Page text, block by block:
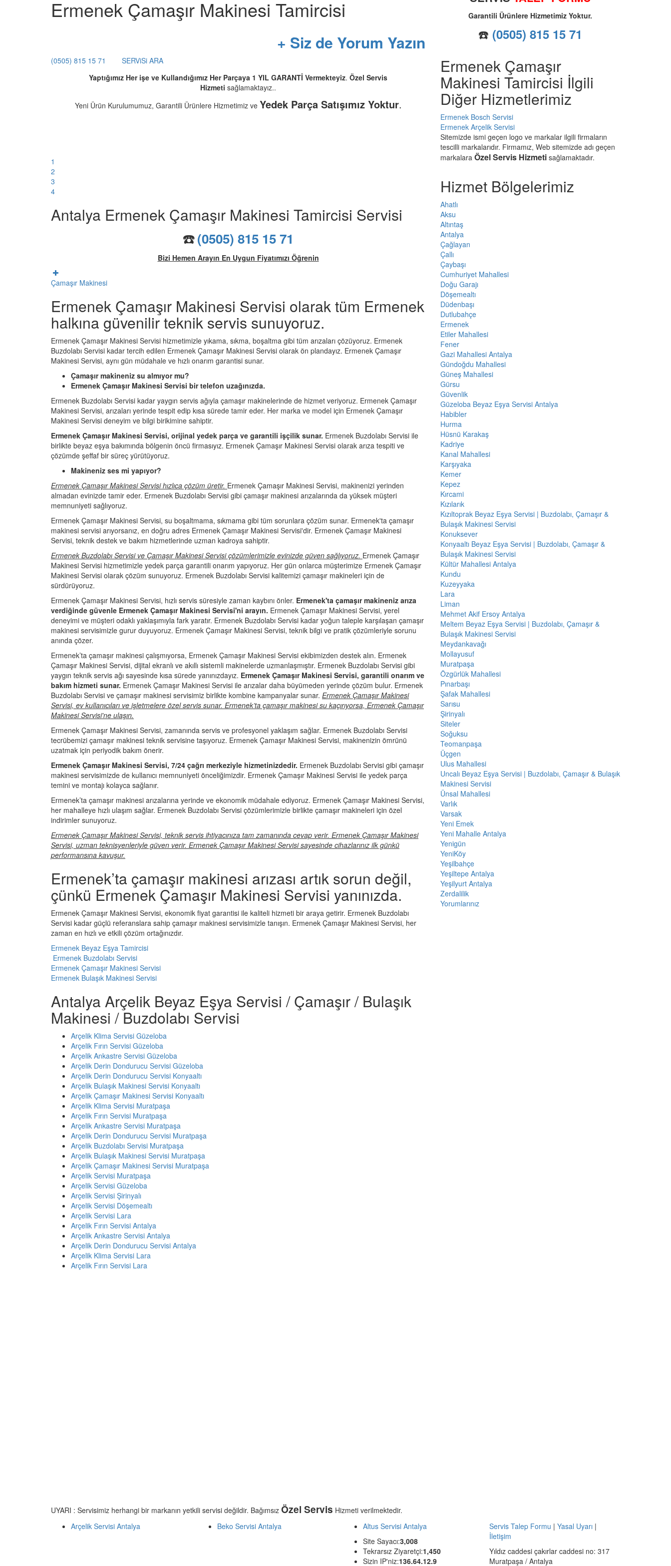
Ermenek Çamaşır Makinesi Tamircisi
+ Siz de Yorum Yazın
(0505) 815 15 71
SERViSi ARA
Yaptığımız Her işe ve Kullandığımız Her Parçaya 1 YIL GARANTİ Vermekteyiz. Özel Servis
Hizmeti sağlamaktayız..
Yeni Ürün Kurulumumuz, Garantili Ürünlere Hizmetimiz ve Yedek Parça Satışımız Yoktur.
1
2
3
4
Antalya Ermenek Çamaşır Makinesi Tamircisi Servisi
☎️(0505) 815 15 71
Bizi Hemen Arayın En Uygun Fiyatımızı Öğrenin
Çamaşır Makinesi
Ermenek Çamaşır Makinesi Servisi olarak tüm Ermenek
halkına güvenilir teknik servis sunuyoruz.
Ermenek Çamaşır Makinesi Servisi hizmetimizle yıkama, sıkma, boşaltma gibi tüm arızaları çözüyoruz. Ermenek
Buzdolabı Servisi kadar tercih edilen Ermenek Çamaşır Makinesi Servisi olarak ön plandayız. Ermenek Çamaşır
Makinesi Servisi, aynı gün müdahale ve hızlı onarım garantisi sunar.
Çamaşır makineniz su almıyor mu?
Ermenek Çamaşır Makinesi Servisi bir telefon uzağınızda.
Ermenek Buzdolabı Servisi kadar yaygın servis ağıyla çamaşır makinelerinde de hizmet veriyoruz. Ermenek Çamaşır
Makinesi Servisi, arızaları yerinde tespit edip kısa sürede tamir eder. Her marka ve model için Ermenek Çamaşır
Makinesi Servisi deneyim ve bilgi birikimine sahiptir.
Ermenek Çamaşır Makinesi Servisi, orijinal yedek parça ve garantili işçilik sunar. Ermenek Buzdolabı Servisi ile
birlikte beyaz eşya bakımında bölgenin öncü firmasıyız. Ermenek Çamaşır Makinesi Servisi olarak arıza tespiti ve
çözümde şeffaf bir süreç yürütüyoruz.
Makineniz ses mi yapıyor?
Ermenek Çamaşır Makinesi Servisi hızlıca çözüm üretir. Ermenek Çamaşır Makinesi Servisi, makinenizi yerinden
almadan evinizde tamir eder. Ermenek Buzdolabı Servisi gibi çamaşır makinesi arızalarında da yüksek müşteri
memnuniyeti sağlıyoruz.
Ermenek Çamaşır Makinesi Servisi, su boşaltmama, sıkmama gibi tüm sorunlara çözüm sunar. Ermenek'ta çamaşır
makinesi servisi arıyorsanız, en doğru adres Ermenek Çamaşır Makinesi Servisi'dir. Ermenek Çamaşır Makinesi
Servisi, teknik destek ve bakım hizmetlerinde uzman kadroya sahiptir.
Ermenek Buzdolabı Servisi ve Çamaşır Makinesi Servisi çözümlerimizle evinizde güven sağlıyoruz. Ermenek Çamaşır
Makinesi Servisi hizmetimizle yedek parça garantili onarım yapıyoruz. Her gün onlarca müşterimize Ermenek Çamaşır
Makinesi Servisi olarak çözüm sunuyoruz. Ermenek Buzdolabı Servisi kalitemizi çamaşır makineleri için de
sürdürüyoruz.
Ermenek Çamaşır Makinesi Servisi, hızlı servis süresiyle zaman kaybını önler. Ermenek'ta çamaşır makineniz arıza
verdiğinde güvenle Ermenek Çamaşır Makinesi Servisi'ni arayın. Ermenek Çamaşır Makinesi Servisi, yerel
deneyimi ve müşteri odaklı yaklaşımıyla fark yaratır. Ermenek Buzdolabı Servisi kadar yoğun taleple karşılaşan çamaşır
makinesi servisimizle gurur duyuyoruz. Ermenek Çamaşır Makinesi Servisi, teknik bilgi ve pratik çözümleriyle sorunu
anında çözer.
Ermenek’ta çamaşır makinesi çalışmıyorsa, Ermenek Çamaşır Makinesi Servisi ekibimizden destek alın. Ermenek
Çamaşır Makinesi Servisi, dijital ekranlı ve akıllı sistemli makinelerde uzmanlaşmıştır. Ermenek Buzdolabı Servisi gibi
yaygın teknik servis ağı sayesinde kısa sürede yanınızdayız. Ermenek Çamaşır Makinesi Servisi, garantili onarım ve
bakım hizmeti sunar. Ermenek Çamaşır Makinesi Servisi ile arızalar daha büyümeden yerinde çözüm bulur. Ermenek
Buzdolabı Servisi ve çamaşır makinesi servisimiz birlikte kombine kampanyalar sunar. Ermenek Çamaşır Makinesi
Servisi, ev kullanıcıları ve işletmelere özel servis sunar. Ermenek’ta çamaşır makinesi su kaçırıyorsa, Ermenek Çamaşır
Makinesi Servisi'ne ulaşın.
Ermenek Çamaşır Makinesi Servisi, zamanında servis ve profesyonel yaklaşım sağlar. Ermenek Buzdolabı Servisi
tecrübemizi çamaşır makinesi teknik servisine taşıyoruz. Ermenek Çamaşır Makinesi Servisi, makinenizin ömrünü
uzatmak için periyodik bakım önerir.
Ermenek Çamaşır Makinesi Servisi, 7/24 çağrı merkeziyle hizmetinizdedir. Ermenek Buzdolabı Servisi gibi çamaşır
makinesi servisimizde de kullanıcı memnuniyeti önceliğimizdir. Ermenek Çamaşır Makinesi Servisi ile yedek parça
temini ve montajı kolayca sağlanır.
Ermenek’ta çamaşır makinesi arızalarına yerinde ve ekonomik müdahale ediyoruz. Ermenek Çamaşır Makinesi Servisi,
her mahalleye hızlı ulaşım sağlar. Ermenek Buzdolabı Servisi çözümlerimizle birlikte çamaşır makineleri için özel
indirimler sunuyoruz.
Ermenek Çamaşır Makinesi Servisi, teknik servis ihtiyacınıza tam zamanında cevap verir. Ermenek Çamaşır Makinesi
Servisi, uzman teknisyenleriyle güven verir. Ermenek Çamaşır Makinesi Servisi sayesinde cihazlarınız ilk günkü
performansına kavuşur.
Ermenek’ta çamaşır makinesi arızası artık sorun değil,
çünkü Ermenek Çamaşır Makinesi Servisi yanınızda.
Ermenek Çamaşır Makinesi Servisi, ekonomik fiyat garantisi ile kaliteli hizmeti bir araya getirir. Ermenek Buzdolabı
Servisi kadar güçlü referanslara sahip çamaşır makinesi servisimizle tanışın. Ermenek Çamaşır Makinesi Servisi, her
zaman en hızlı ve etkili çözüm ortağınızdır.
Ermenek Beyaz Eşya Tamircisi
Ermenek Buzdolabı Servisi
Ermenek Çamaşır Makinesi Servisi
Ermenek Bulaşık Makinesi Servisi
Antalya Arçelik Beyaz Eşya Servisi / Çamaşır / Bulaşık
Makinesi / Buzdolabı Servisi
Arçelik Klima Servisi Güzeloba
Arçelik Fırın Servisi Güzeloba
Arçelik Ankastre Servisi Güzeloba
Arçelik Derin Dondurucu Servisi Güzeloba
Arçelik Derin Dondurucu Servisi Konyaaltı
Arçelik Bulaşık Makinesi Servisi Konyaaltı
Arçelik Çamaşır Makinesi Servisi Konyaaltı
Arçelik Klima Servisi Muratpaşa
Arçelik Fırın Servisi Muratpaşa
Arçelik Ankastre Servisi Muratpaşa
Arçelik Derin Dondurucu Servisi Muratpaşa
Arçelik Buzdolabı Servisi Muratpaşa
Arçelik Bulaşık Makinesi Servisi Muratpaşa
Arçelik Çamaşır Makinesi Servisi Muratpaşa
Arçelik Servisi Muratpaşa
Arçelik Servisi Güzeloba
Arçelik Servisi Şirinyalı
Arçelik Servisi Döşemealtı
Arçelik Servisi Lara
Arçelik Fırın Servisi Antalya
Arçelik Ankastre Servisi Antalya
Arçelik Derin Dondurucu Servisi Antalya
Arçelik Klima Servisi Lara
Arçelik Fırın Servisi Lara
UYARI : Servisimiz herhangi bir markanın yetkili servisi değildir. Bağımsız Özel Servis Hizmeti verilmektedir.
Garantili Ürünlere Hizmetimiz Yoktur.
☎️ (0505) 815 15 71
Ermenek Çamaşır
Makinesi Tamircisi İlgili
Diğer Hizmetlerimiz
Ermenek Bosch Servisi
Ermenek Arçelik Servisi
Sitemizde ismi geçen logo ve markalar ilgili firmaların
tescilli markalarıdır. Firmamız, Web sitemizde adı geçen
markalara Özel Servis Hizmeti sağlamaktadır.
Hizmet Bölgelerimiz
Ahatlı
Aksu
Altıntaş
Antalya
Çağlayan
Çallı
Çaybaşı
Cumhuriyet Mahallesi
Doğu Garajı
Döşemealtı
Düdenbaşı
Dutlubahçe
Ermenek
Etiler Mahallesi
Fener
Gazi Mahallesi Antalya
Gündoğdu Mahallesi
Güneş Mahallesi
Gürsu
Güvenlik
Güzeloba Beyaz Eşya Servisi Antalya
Habibler
Hurma
Hüsnü Karakaş
Kadriye
Kanal Mahallesi
Karşıyaka
Kemer
Kepez
Kırcami
Kızılarık
Kızıltoprak Beyaz Eşya Servisi | Buzdolabı, Çamaşır &
Bulaşık Makinesi Servisi
Konuksever
Konyaaltı Beyaz Eşya Servisi | Buzdolabı, Çamaşır &
Bulaşık Makinesi Servisi
Kültür Mahallesi Antalya
Kundu
Kuzeyyaka
Lara
Liman
Mehmet Akif Ersoy Antalya
Meltem Beyaz Eşya Servisi | Buzdolabı, Çamaşır &
Bulaşık Makinesi Servisi
Meydankavağı
Mollayusuf
Muratpaşa
Özgürlük Mahallesi
Pınarbaşı
Şafak Mahallesi
Sarısu
Şirinyalı
Siteler
Soğuksu
Teomanpaşa
Üçgen
Ulus Mahallesi
Uncalı Beyaz Eşya Servisi | Buzdolabı, Çamaşır & Bulaşık
Makinesi Servisi
Ünsal Mahallesi
Varlık
Varsak
Yeni Emek
Yeni Mahalle Antalya
Yenigün
YeniKöy
Yeşilbahçe
Yeşiltepe Antalya
Yeşilyurt Antalya
Zerdalilik
Yorumlarınız
Arçelik Servisi Antalya Beko Servisi Antalya
Altus Servisi Antalya
Site Sayacı:3,008
Tekrarsız Ziyaretçi:1,450
Sizin IP'niz:136.64.12.9
Servis Talep Formu | Yasal Uyarı |
İletişim
Yıldız caddesi çakırlar caddesi no: 317
Muratpaşa / Antalya